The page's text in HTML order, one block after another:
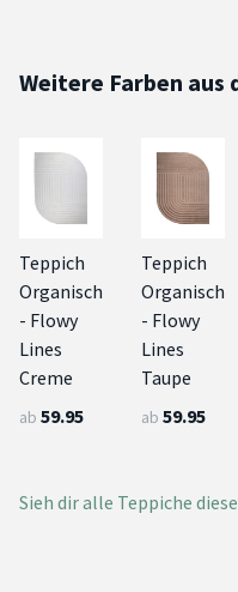
Weitere Farben aus
Teppich
Organisch
- Flowy
Lines
Creme
ab 59.95
Teppich
Organisch
- Flowy
Lines
Taupe
ab 59.95
Sieh dir alle Teppiche